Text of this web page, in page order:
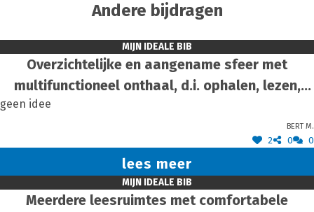
Andere bijdragen
MIJN IDEALE BIB
Overzichtelijke en aangename sfeer met
multifunctioneel onthaal, d.i. ophalen, lezen,
keuvelen, drinken met grote openingsuren en
geen idee
Bert M.
2 0 0
lees meer
MIJN IDEALE BIB
Meerdere leesruimtes met comfortabele